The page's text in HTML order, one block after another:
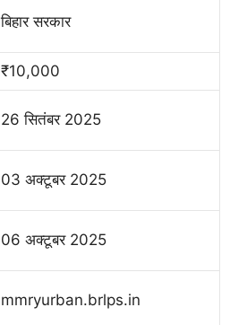
बिहार सरकार
₹10,000
26 सितंबर 2025
03 अक्टूबर 2025
06 अक्टूबर 2025
mmryurban.brlps.in